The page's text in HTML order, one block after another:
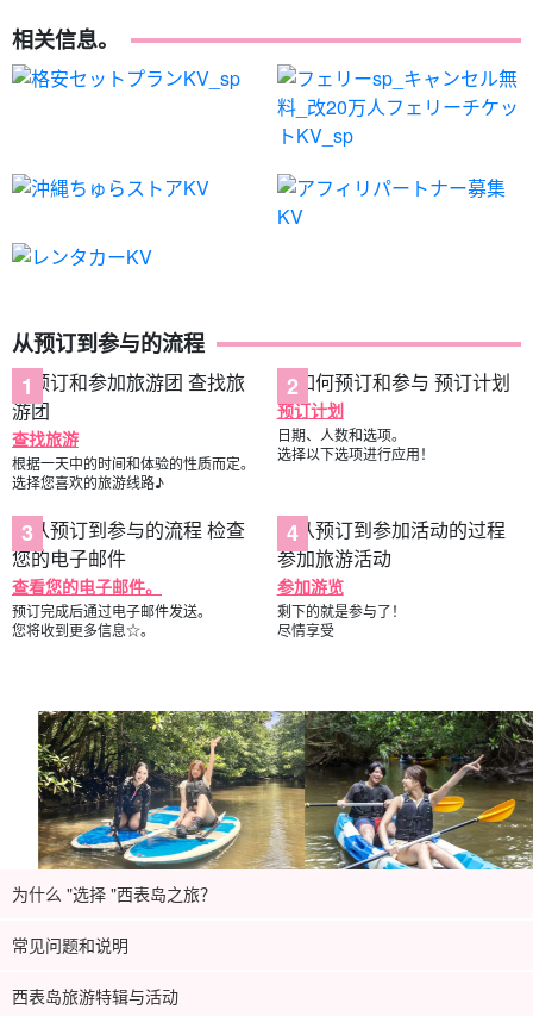
相关信息。
从预订到参与的流程
查找旅游
根据一天中的时间和体验的性质而定。
选择您喜欢的旅游线路♪
预订计划
日期、人数和选项。
选择以下选项进行应用！
查看您的电子邮件。
预订完成后通过电子邮件发送。
您将收到更多信息☆。
参加游览
剩下的就是参与了！
尽情享受
为什么 "选择 "西表岛之旅？
常见问题和说明
西表岛旅游特辑与活动